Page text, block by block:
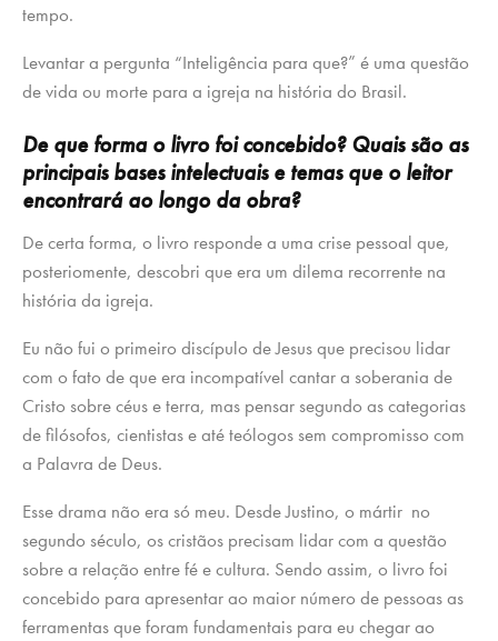
tempo.
Levantar a pergunta “Inteligência para que?” é uma questão
de vida ou morte para a igreja na história do Brasil.
De que forma o livro foi concebido? Quais são as
principais bases intelectuais e temas que o leitor
encontrará ao longo da obra?
De certa forma, o livro responde a uma crise pessoal que,
posteriomente, descobri que era um dilema recorrente na
história da igreja.
Eu não fui o primeiro discípulo de Jesus que precisou lidar
com o fato de que era incompatível cantar a soberania de
Cristo sobre céus e terra, mas pensar segundo as categorias
de filósofos, cientistas e até teólogos sem compromisso com
a Palavra de Deus.
Esse drama não era só meu. Desde Justino, o mártir no
segundo século, os cristãos precisam lidar com a questão
sobre a relação entre fé e cultura. Sendo assim, o livro foi
concebido para apresentar ao maior número de pessoas as
ferramentas que foram fundamentais para eu chegar ao